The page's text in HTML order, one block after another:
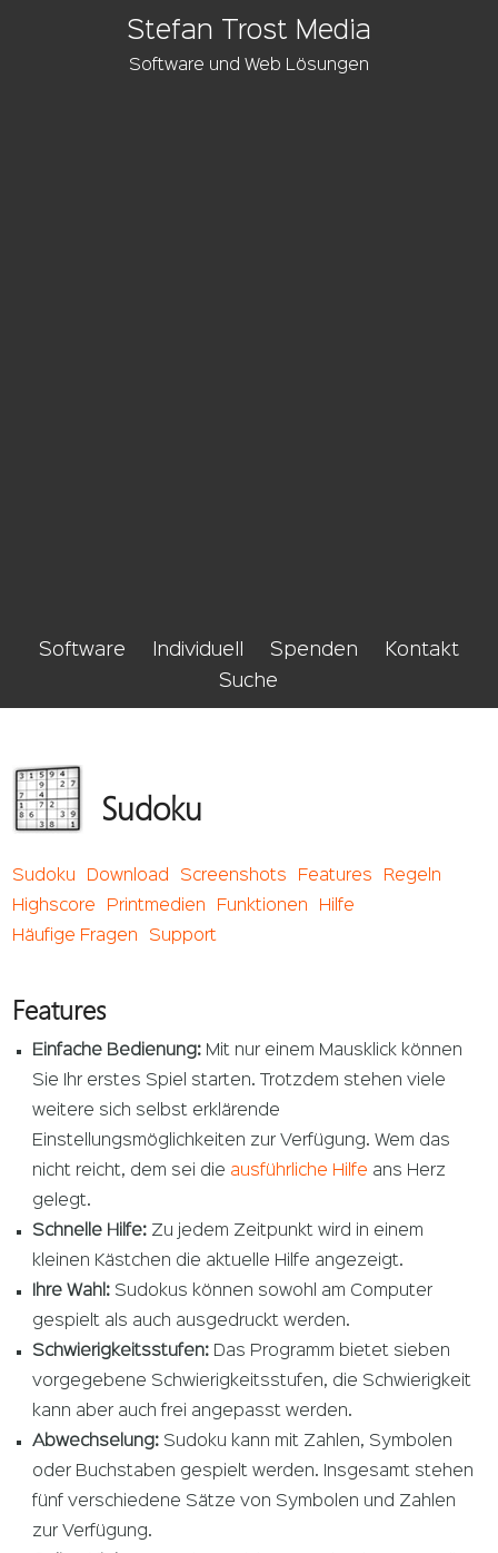
Stefan Trost Media
Software und Web Lösungen
Software Individuell Spenden
Kontakt
Suche
Sudoku
Sudoku Download Screenshots Features
Regeln
Highscore
Printmedien Funktionen
Hilfe
Häufige Fragen
Support
Features
Einfache Bedienung: Mit nur einem Mausklick können
Sie Ihr erstes Spiel starten. Trotzdem stehen viele
weitere sich selbst erklärende
Einstellungsmöglichkeiten zur Verfügung. Wem das
nicht reicht, dem sei die ausführliche Hilfe ans Herz
gelegt.
Schnelle Hilfe: Zu jedem Zeitpunkt wird in einem
kleinen Kästchen die aktuelle Hilfe angezeigt.
Ihre Wahl: Sudokus können sowohl am Computer
gespielt als auch ausgedruckt werden.
Schwierigkeitsstufen: Das Programm bietet sieben
vorgegebene Schwierigkeitsstufen, die Schwierigkeit
kann aber auch frei angepasst werden.
Abwechselung: Sudoku kann mit Zahlen, Symbolen
oder Buchstaben gespielt werden. Insgesamt stehen
fünf verschiedene Sätze von Symbolen und Zahlen
zur Verfügung.